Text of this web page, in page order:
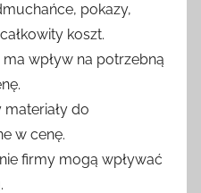
pokazy,
koszt.
wpływ na potrzebną
do
w cenę.
firmy mogą wpływać